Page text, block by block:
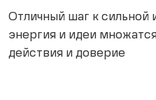
Отличный шаг к сильной
энергия и идеи
действия и доверие